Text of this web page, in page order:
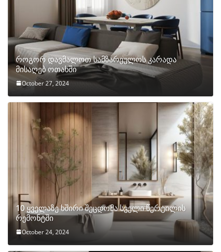
როგორ დავმალოთ სამზარეულოს კარადა
მისაღებ ოთახში
October 27, 2024
10 ყველაზე ხშირი შეცდომა სველი წერტილის
რემონტში
October 24, 2024